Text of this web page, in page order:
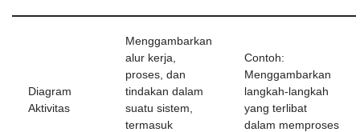
Diagram
Aktivitas
Menggambarkan
alur kerja,
proses, dan
tindakan dalam
suatu sistem,
termasuk
Contoh:
Menggambarkan
langkah-langkah
yang terlibat
dalam memproses